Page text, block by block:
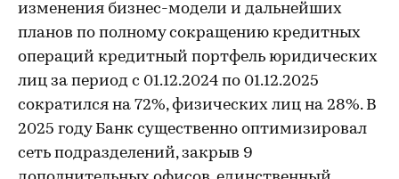
изменения бизнес-модели и дальнейших
планов по полному сокращению кредитных
операций кредитный портфель юридических
лиц за период с 01.12.2024 по 01.12.2025
сократился на 72%, физических лиц на 28%. В
2025 году Банк существенно оптимизировал
сеть подразделений, закрыв 9